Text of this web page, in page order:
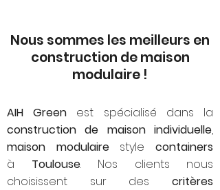
Nous sommes les meilleurs en
construction de maison
modulaire !
AIH Green est spécialisé dans la
construction de maison individuelle,
maison modulairestylecontainers
à Toulouse. Nos clients nous
choisissent sur des critères